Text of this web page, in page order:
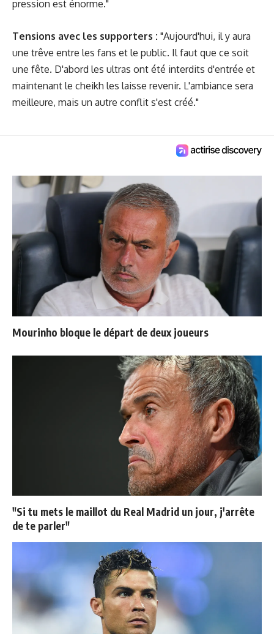
pression est énorme."
Tensions avec les supporters : "Aujourd'hui, il y aura
une trêve entre les fans et le public. Il faut que ce soit
une fête. D'abord les ultras ont été interdits d'entrée et
maintenant le cheikh les laisse revenir. L'ambiance sera
meilleure, mais un autre conflit s'est créé."
Mourinho bloque le départ de deux joueurs
"Si tu mets le maillot du Real Madrid un jour, j'arrête
de te parler"